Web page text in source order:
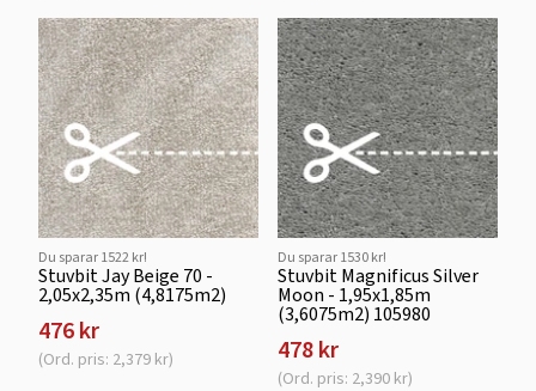
Du sparar 1522 kr!
Stuvbit Jay Beige 70 -
2,05x2,35m (4,8175m2)
476 kr
(Ord. pris: 2,379 kr)
Du sparar 1530 kr!
Stuvbit Magnificus Silver
Moon - 1,95x1,85m
(3,6075m2) 105980
478 kr
(Ord. pris: 2,390 kr)